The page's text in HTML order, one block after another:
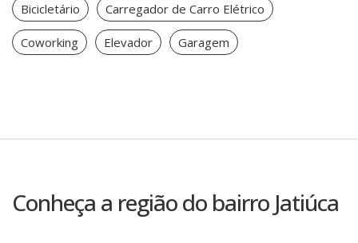
Bicicletário Carregador de Carro Elétrico
Coworking Elevador Garagem
Conheça a região do bairro Jatiúca